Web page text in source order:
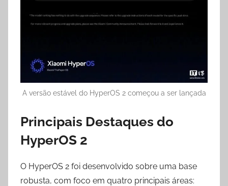
A versão estável do HyperOS 2 começou a ser lançada
Principais Destaques do
HyperOS 2
O HyperOS 2 foi desenvolvido sobre uma base
robusta, com foco em quatro principais áreas: